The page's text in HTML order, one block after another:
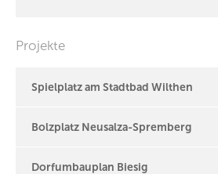
Projekte
Spielplatz am Stadtbad Wilthen
Bolzplatz Neusalza-Spremberg
Dorfumbauplan Biesig